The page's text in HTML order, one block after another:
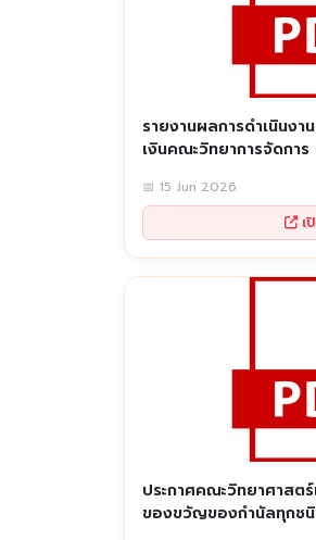
รายงานผลการดำเนินง
เงินคณะวิทยาการจัดกา
📅 15 Jun 2026
เ
ประกาศคณะวิทยาศาสตร์
ของขวัญของกำนัลทุกช